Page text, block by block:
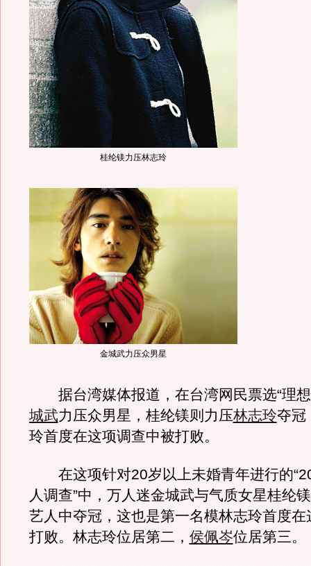
桂纶镁力压林志玲
金城武力压众男星
据台湾媒体报道，在台湾网民票选“理想
城武力压众男星，桂纶镁则力压林志玲夺冠
玲首度在这项调查中被打败。
在这项针对20岁以上未婚青年进行的
人调查”中，万人迷金城武与气质女星桂纶
艺人中夺冠，这也是第一名模林志玲首度在
打败。林志玲位居第二， 侯佩岑位居第三。